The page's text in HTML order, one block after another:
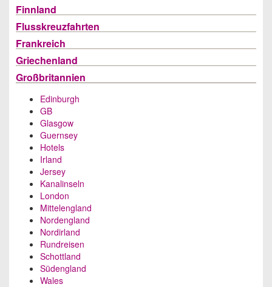
Finnland
Flusskreuzfahrten
Frankreich
Griechenland
Großbritannien
Edinburgh
GB
Glasgow
Guernsey
Hotels
Irland
Jersey
Kanalinseln
London
Mittelengland
Nordengland
Nordirland
Rundreisen
Schottland
Südengland
Wales